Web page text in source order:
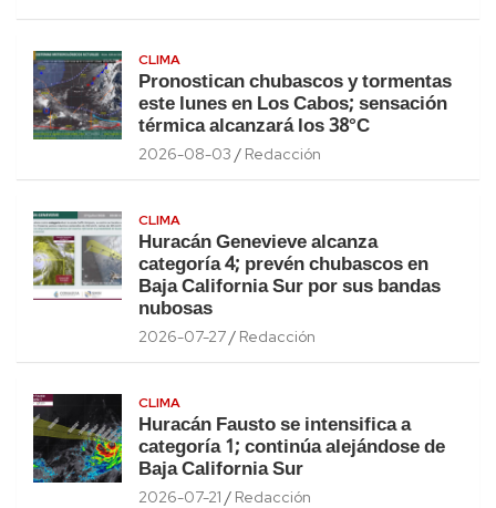
CLIMA
Pronostican chubascos y tormentas
este lunes en Los Cabos; sensación
térmica alcanzará los 38°C
2026-08-03 Redacción
CLIMA
Huracán Genevieve alcanza
categoría 4; prevén chubascos en
Baja California Sur por sus bandas
nubosas
2026-07-27 Redacción
CLIMA
Huracán Fausto se intensifica a
categoría 1; continúa alejándose de
Baja California Sur
2026-07-21 Redacción